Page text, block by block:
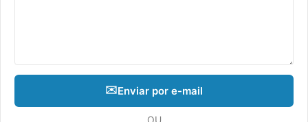
✉️Enviar por e-mail
OU